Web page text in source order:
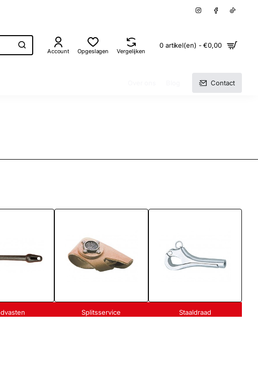
Account Opgeslagen Vergelijken
0 artikel(en) - €0,00
Contact
Splitsservice Staaldraad